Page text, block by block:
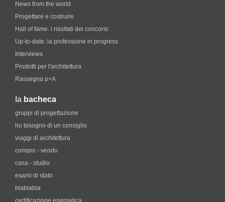
News from the world
Progettare e costruire
Hall of fame. i risultati dei concorsi
Up-to-date: la professione in progress
Interviews
Prodotti per l'architettura
Rassegna p+A
la bacheca
gruppi di progettazione
ho bisogno di un consiglio
viaggi di architettura
compro - vendo
casa - studio
esami di stato
blablabla
certificazione energetica